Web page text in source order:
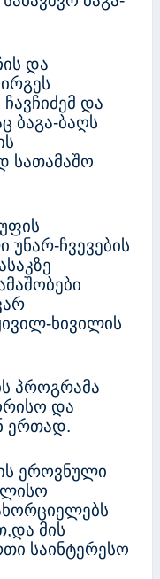
და
და
ბაგა-ბაღს
სათამაშო
ჩვევების
ხივილის
პროგრამა
და
ერთად.
ეროვნული
მის
საინტერესო